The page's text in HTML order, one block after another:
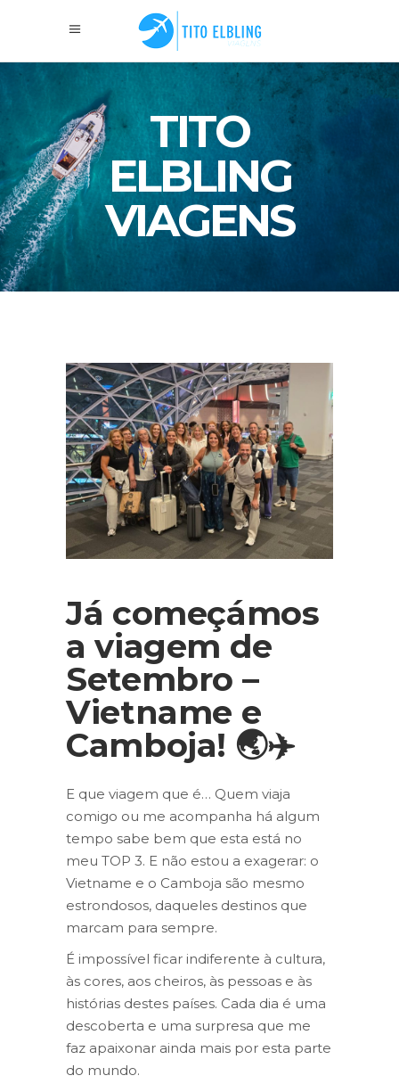
TITO
ELBLING
VIAGENS
Já começámos
a viagem de
Setembro –
Vietname e
Camboja! 🌏✈️
E que viagem que é… Quem viaja
comigo ou me acompanha há algum
tempo sabe bem que esta está no
meu TOP 3. E não estou a exagerar: o
Vietname e o Camboja são mesmo
estrondosos, daqueles destinos que
marcam para sempre.
É impossível ficar indiferente à cultura,
às cores, aos cheiros, às pessoas e às
histórias destes países. Cada dia é uma
descoberta e uma surpresa que me
faz apaixonar ainda mais por esta parte
do mundo.